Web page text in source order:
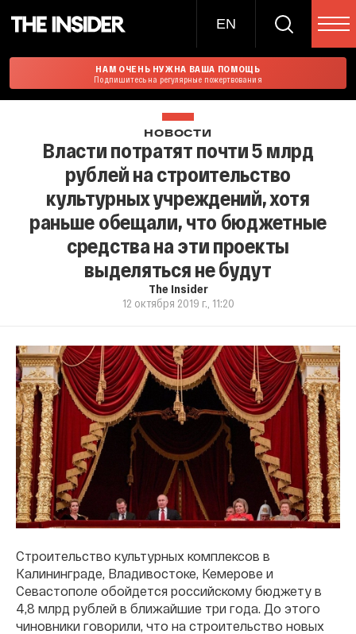
EN
НАМ ОЧЕНЬ НУЖНА ВАША ПОМОЩЬ
Подпишитесь на регулярные пожертвования
НОВОСТИ
Власти потратят почти 5 млрд
рублей на строительство
культурных учреждений, хотя
раньше обещали, что бюджетные
средства на эти проекты
выделяться не будут
The Insider
12 октября 2019 г., 11:20
Строительство культурных комплексов в
Калининграде, Владивостоке, Кемерове и
Севастополе обойдется российскому бюджету в
4,8 млрд рублей в ближайшие три года. До этого
чиновники говорили, что на строительство новых